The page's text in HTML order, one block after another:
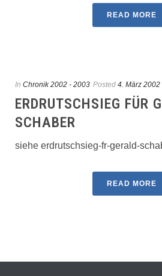
READ MORE
In Chronik 2002 - 2003 Posted 4. März 2002
ERDRUTSCHSIEG FÜR
SCHABER
siehe erdrutschsieg-fr-gerald-
READ MORE